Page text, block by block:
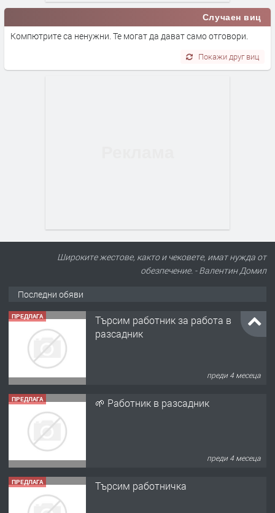
Случаен виц
Компютрите са ненужни. Те могат да дават само отговори.
Покажи друг виц
Широките жестове, както и чековете, имат нужда от
обезпечение. - Валентин Домил
Последни обяви
ПРЕДЛАГА
Търсим работник за работа в
разсадник
преди 4 месеца
ПРЕДЛАГА 🌱 Работник в разсадник
преди 4 месеца
ПРЕДЛАГА Търсим работничка